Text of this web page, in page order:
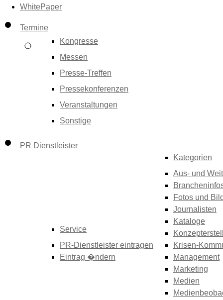
WhitePaper
Termine
Kongresse
Messen
Presse-Treffen
Pressekonferenzen
Veranstaltungen
Sonstige
PR Dienstleister
Service
PR-Dienstleister eintragen
Eintrag �ndern
Kategorien
Aus- und
Fotos und
Journalisten
Kataloge
Krisen-
Management
Marketing
Medien